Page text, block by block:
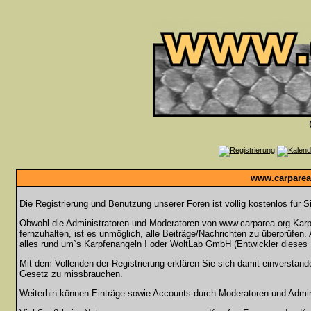
Die Registrierung und Benutzung unserer Foren ist völlig kostenlos für
Obwohl die Administratoren und Moderatoren von www.carparea.org
fernzuhalten, ist es unmöglich, alle Beiträge/Nachrichten zu
alles rund um`s Karpfenangeln ! oder WoltLab GmbH (Entwickler
Mit dem Vollenden der Registrierung erklären Sie sich damit
Gesetz zu missbrauchen.
Weiterhin können Einträge sowie Accounts durch Moderatoren und